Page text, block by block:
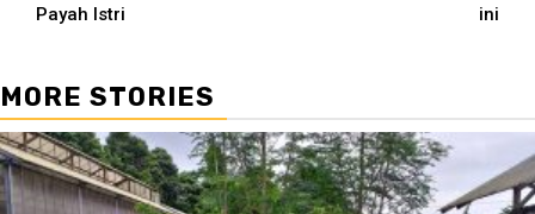
Payah Istri
ini
MORE STORIES